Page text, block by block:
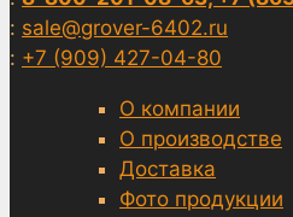
: sale@grover-6402.ru
: +7 (909) 427-04-80
О компании
О производстве
Доставка
Фото продукции